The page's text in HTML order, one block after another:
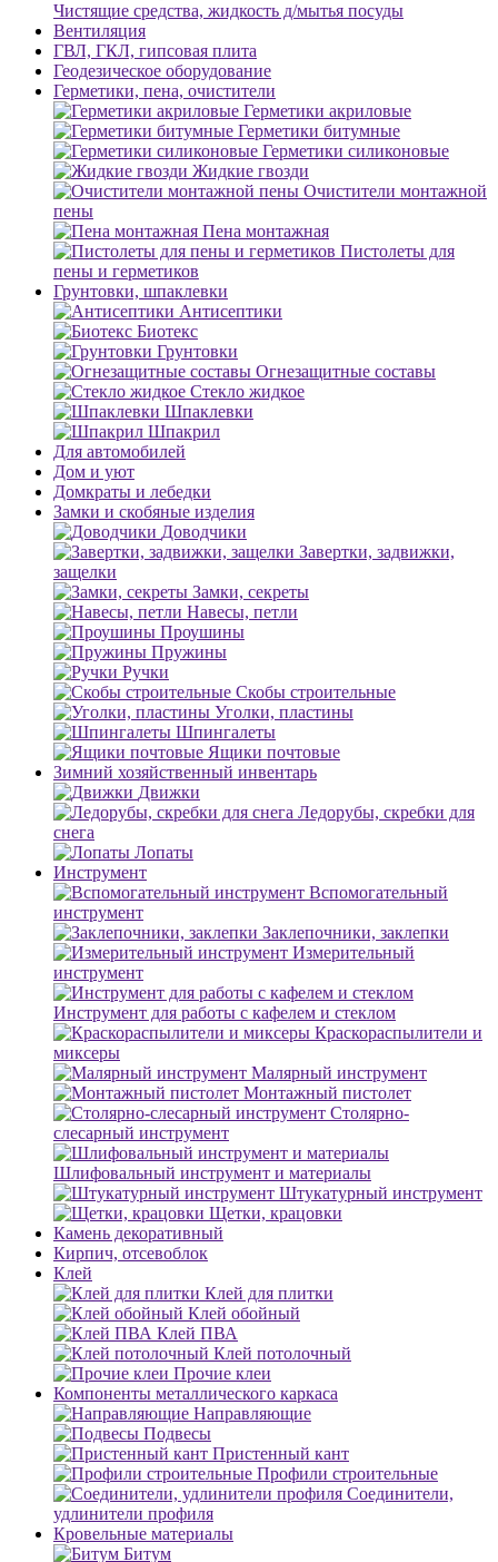
Чистящие средства, жидкость д/мытья посуды
Вентиляция
ГВЛ, ГКЛ, гипсовая плита
Геодезическое оборудование
Герметики, пена, очистители
Герметики акриловые
Герметики битумные
Герметики силиконовые
Жидкие гвозди
Очистители монтажной
пены
Пена монтажная
Пистолеты для
пены и герметиков
Грунтовки, шпаклевки
Антисептики
Биотекс
Грунтовки
Огнезащитные составы
Стекло жидкое
Шпаклевки
Шпакрил
Для автомобилей
Дом и уют
Домкраты и лебедки
Замки и скобяные изделия
Доводчики
Завертки, задвижки,
защелки
Замки, секреты
Навесы, петли
Проушины
Пружины
Ручки
Скобы строительные
Уголки, пластины
Шпингалеты
Ящики почтовые
Зимний хозяйственный инвентарь
Движки
Ледорубы, скребки для
снега
Лопаты
Инструмент
Вспомогательный
инструмент
Заклепочники, заклепки
Измерительный
инструмент
Инструмент для работы с кафелем и стеклом
Краскораспылители и
миксеры
Малярный инструмент
Монтажный пистолет
Столярно-
слесарный инструмент
Шлифовальный инструмент и материалы
Штукатурный инструмент
Щетки, крацовки
Камень декоративный
Кирпич, отсевоблок
Клей
Клей для плитки
Клей обойный
Клей ПВА
Клей потолочный
Прочие клеи
Компоненты металлического каркаса
Направляющие
Подвесы
Пристенный кант
Профили строительные
Соединители,
удлинители профиля
Кровельные материалы
Битум